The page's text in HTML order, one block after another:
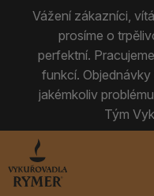
Vážení zákazníci,
prosíme o
perfektní.
funkcí.
jakémkoliv
Tým